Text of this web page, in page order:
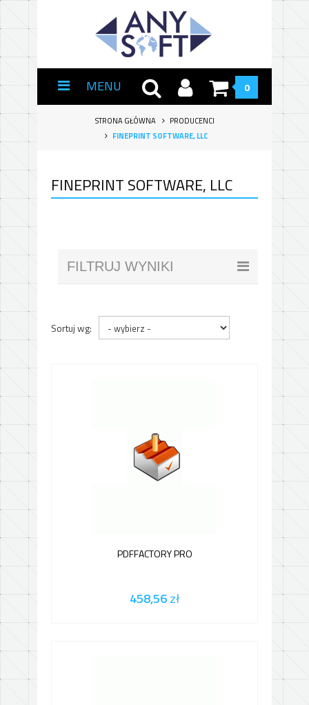
MENU 0
STRONA GŁÓWNA
PRODUCENCI
FINEPRINT SOFTWARE, LLC
FINEPRINT SOFTWARE, LLC
FILTRUJ WYNIKI
Sortuj wg:
PDFFACTORY PRO
458,56zł